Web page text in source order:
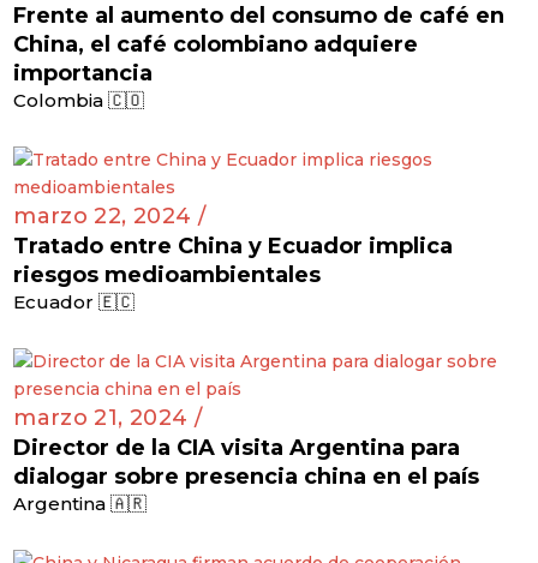
Frente al aumento del consumo de café en
China, el café colombiano adquiere
importancia
Colombia 🇨🇴
marzo 22, 2024 /
Tratado entre China y Ecuador implica
riesgos medioambientales
Ecuador 🇪🇨
marzo 21, 2024 /
Director de la CIA visita Argentina para
dialogar sobre presencia china en el país
Argentina 🇦🇷